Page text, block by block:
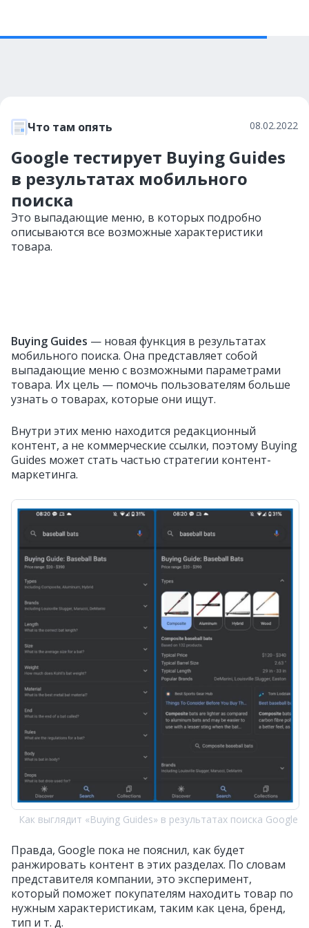
Что там опять 08.02.2022
Google тестирует Buying Guides
в результатах мобильного
поиска
Это выпадающие меню, в которых подробно
описываются все возможные характеристики
товара.
Buying Guides — новая функция в результатах
мобильного поиска. Она представляет собой
выпадающие меню с возможными параметрами
товара. Их цель — помочь пользователям больше
узнать о товарах, которые они ищут.
Внутри этих меню находится редакционный
контент, а не коммерческие ссылки, поэтому Buying
Guides может стать частью стратегии контент-
маркетинга.
Как выглядит «Buying Guides» в результатах поиска Google
Правда, Google пока не пояснил, как будет
ранжировать контент в этих разделах. По словам
представителя компании, это эксперимент,
который поможет покупателям находить товар по
нужным характеристикам, таким как цена, бренд,
тип и т. д‎.